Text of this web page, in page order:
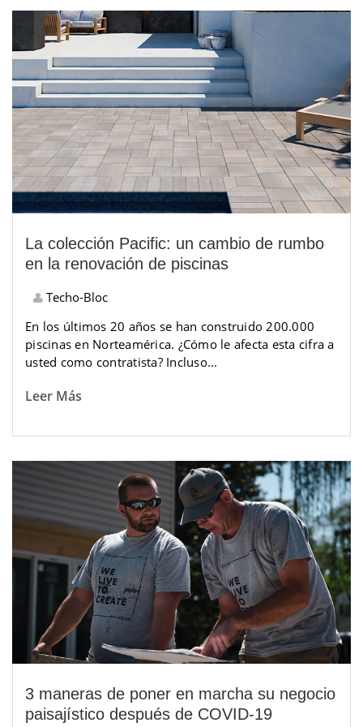
La colección Pacific: un cambio de rumbo
en la renovación de piscinas
Techo-Bloc
En los últimos 20 años se han construido 200.000
piscinas en Norteamérica. ¿Cómo le afecta esta cifra a
usted como contratista? Incluso...
Leer Más
3 maneras de poner en marcha su negocio
paisajístico después de COVID-19